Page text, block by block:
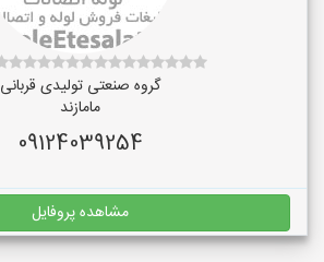
گروه صنعتی تولیدی قربانی
مامازند
09124039254
مشاهده پروفایل